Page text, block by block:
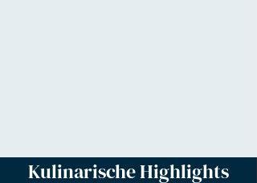
Kulinarische Highlights